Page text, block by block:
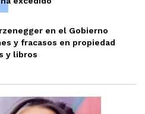
en el Gobierno
y fracasos en propiedad
y libros